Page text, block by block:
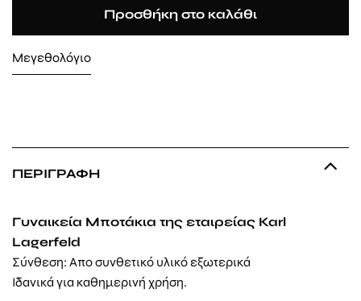
Προσθήκη στο καλάθι
Μεγεθολόγιο
ΠΕΡΙΓΡΑΦΉ
Γυναικεία Μποτάκια της εταιρείας Karl
Lagerfeld
Σύνθεση: Απο συνθετικό υλικό εξωτερικά
Ιδανικά για καθημερινή χρήση.